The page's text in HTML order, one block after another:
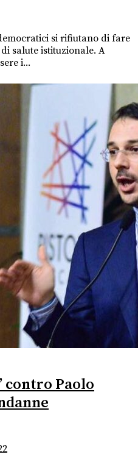
si rifiutano di fare
salute istituzionale. A
i...
contro Paolo